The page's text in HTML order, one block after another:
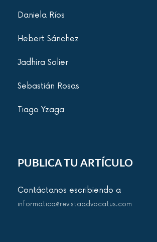
Daniela Ríos
Hebert Sánchez
Jadhira Solier
Sebastián Rosas
Tiago Yzaga
PUBLICA TU ARTÍCULO
Contáctanos escribiendo a
informatica@revistaadvocatus.com